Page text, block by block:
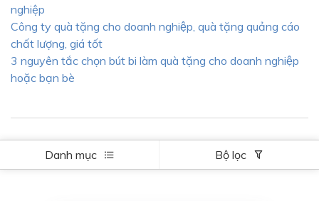
nghiệp
Công ty quà tặng cho doanh nghiệp, quà tặng quảng cáo
chất lượng, giá tốt
3 nguyên tắc chọn bút bi làm quà tặng cho doanh nghiệp
hoặc bạn bè
Danh mục Bộ lọc